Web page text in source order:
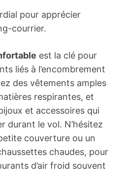
pour apprécier
courrier.
est la clé pour
liés à l’encombrement
des vêtements amples
respirantes, et
et accessoires qui
durant le vol. N’hésitez
couverture ou un
chaudes, pour
d’air froid souvent